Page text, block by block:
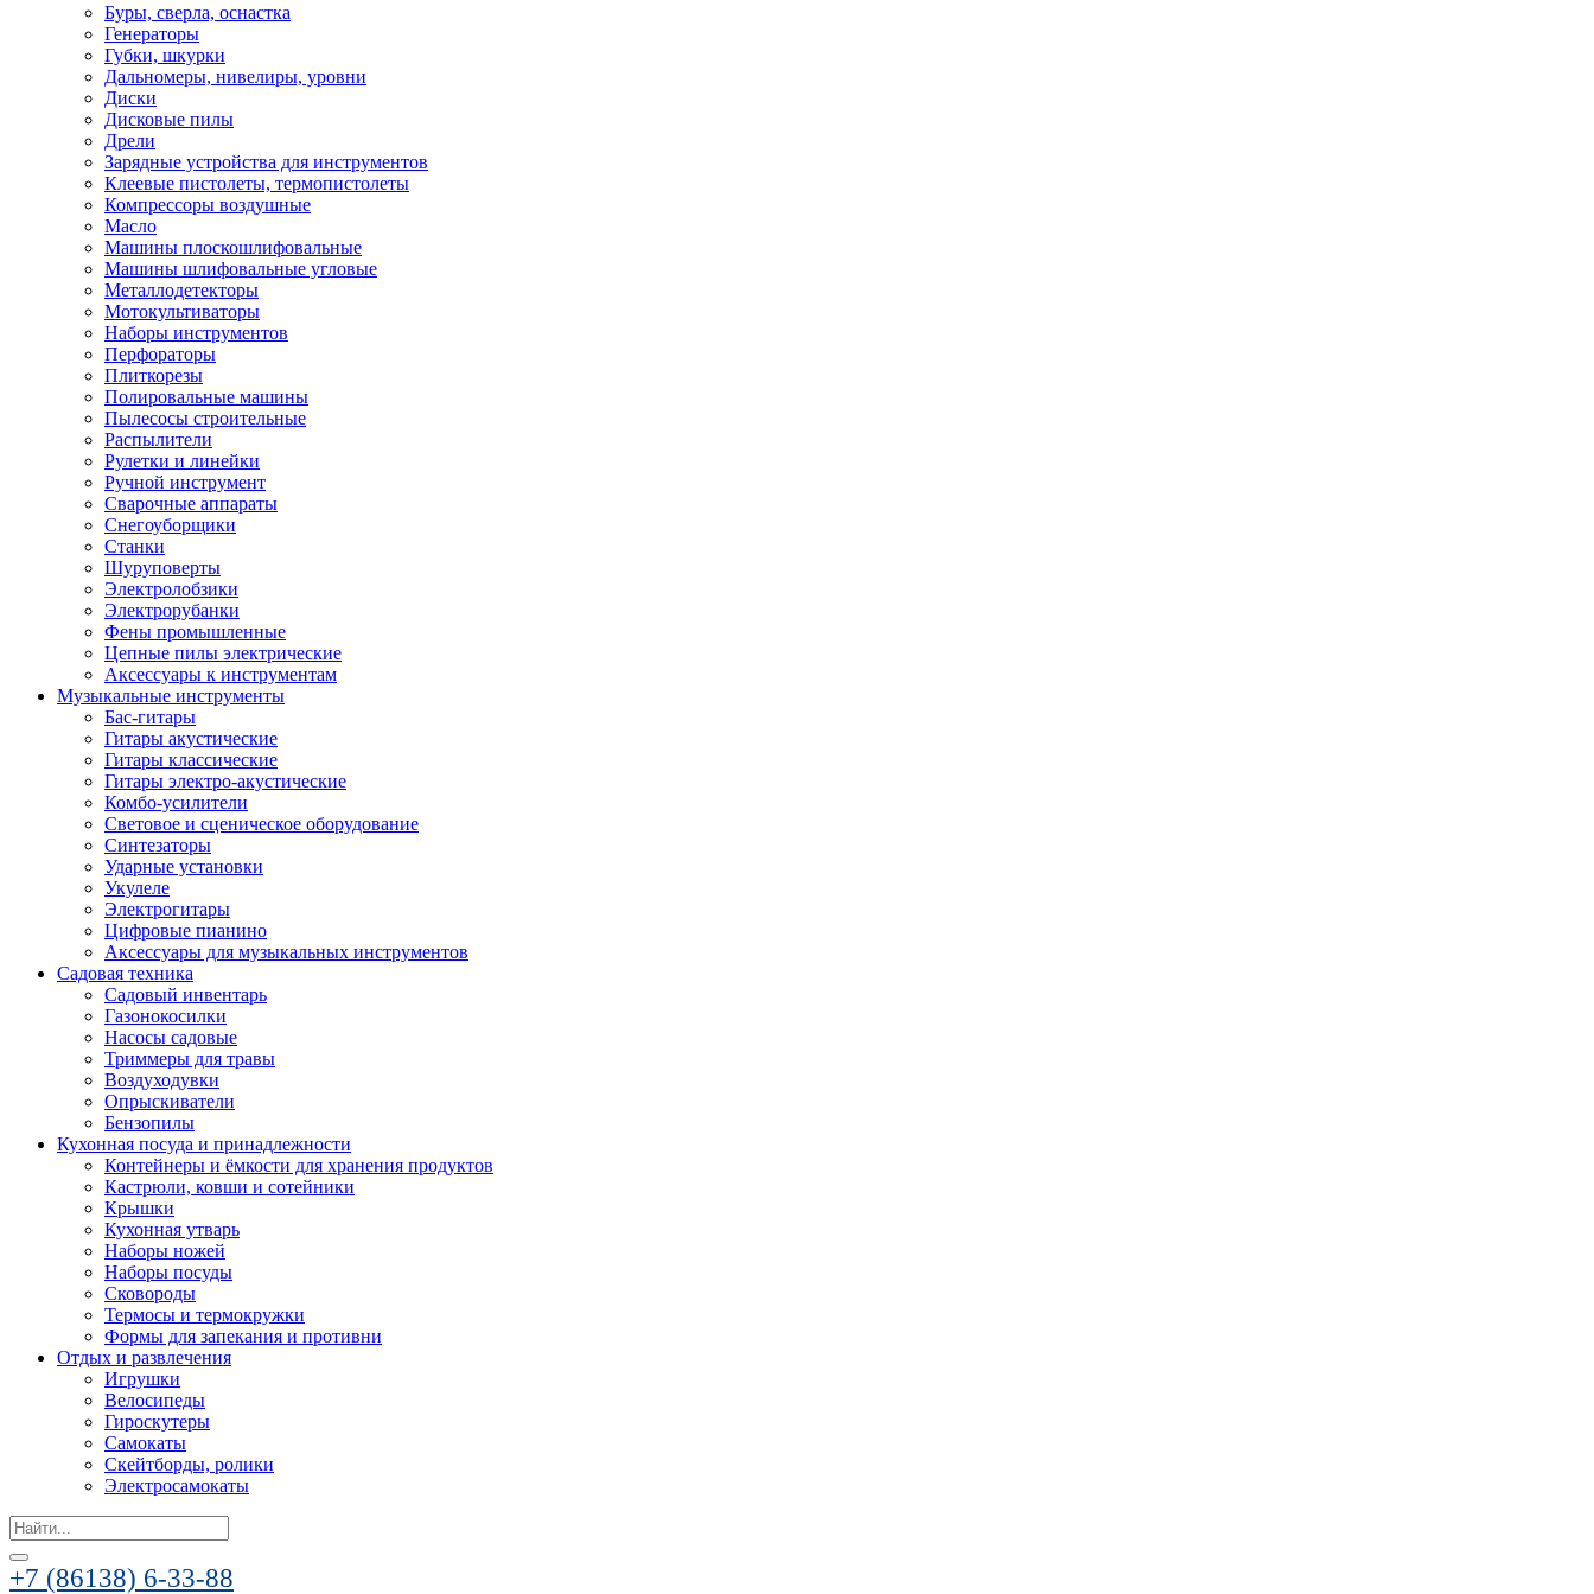
Буры, сверла, оснастка
Генераторы
Губки, шкурки
Дальномеры, нивелиры, уровни
Диски
Дисковые пилы
Дрели
Зарядные устройства для инструментов
Клеевые пистолеты, термопистолеты
Компрессоры воздушные
Масло
Машины плоскошлифовальные
Машины шлифовальные угловые
Металлодетекторы
Мотокультиваторы
Наборы инструментов
Перфораторы
Плиткорезы
Полировальные машины
Пылесосы строительные
Распылители
Рулетки и линейки
Ручной инструмент
Сварочные аппараты
Снегоуборщики
Станки
Шуруповерты
Электролобзики
Электрорубанки
Фены промышленные
Цепные пилы электрические
Аксессуары к инструментам
Музыкальные инструменты
Бас-гитары
Гитары акустические
Гитары классические
Гитары электро-акустические
Комбо-усилители
Световое и сценическое оборудование
Синтезаторы
Ударные установки
Укулеле
Электрогитары
Цифровые пианино
Аксессуары для музыкальных инструментов
Садовая техника
Садовый инвентарь
Газонокосилки
Насосы садовые
Триммеры для травы
Воздуходувки
Опрыскиватели
Бензопилы
Кухонная посуда и принадлежности
Контейнеры и ёмкости для хранения продуктов
Кастрюли, ковши и сотейники
Крышки
Кухонная утварь
Наборы ножей
Наборы посуды
Сковороды
Термосы и термокружки
Формы для запекания и противни
Отдых и развлечения
Игрушки
Велосипеды
Гироскутеры
Самокаты
Скейтборды, ролики
Электросамокаты
Search
for:
+7 (86138) 6-33-88